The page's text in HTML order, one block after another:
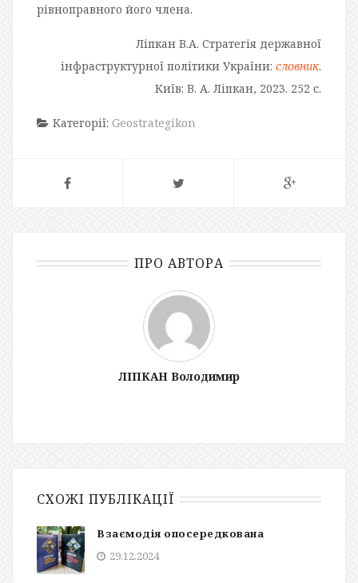
рівноправного його члена.
Ліпкан В.А. Стратегія державної
інфраструктурної політики України: словник.
Київ: В. А. Ліпкан, 2023. 252 с.
Категорії: Geostrategikon
ПРО АВТОРА
ЛІПКАН Володимир
СХОЖІ ПУБЛІКАЦІЇ
Взаємодія опосередкована
29.12.2024